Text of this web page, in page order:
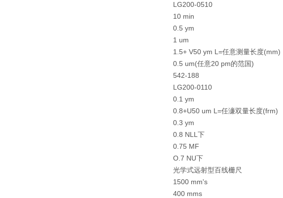
LG200-0510
10 min
0.5 ym
1 um
1.5+ V50 ym L=任意测量长度(mm)
0.5 um(任意20 pm的范国)
542-188
LG200-0110
0.1 ym
0.8+U50 um L=任濓双量长度(frm)
0.3 ym
0.8 NLL下
0.75 MF
O.7 NU下
光学式远射型百线栅尺
1500 mm's
400 mms